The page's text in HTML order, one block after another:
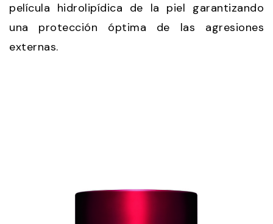
película hidrolipídica de la piel garantizando
una protección óptima de las agresiones
externas.